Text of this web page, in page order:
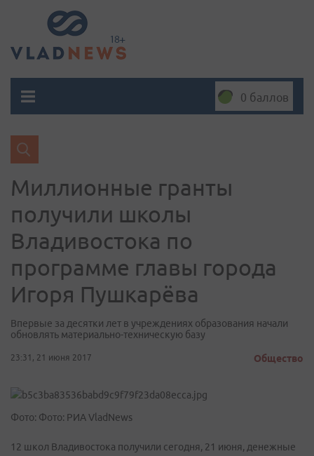
0 баллов
Миллионные гранты
получили школы
Владивостока по
программе главы города
Игоря Пушкарёва
Впервые за десятки лет в учреждениях образования начали
обновлять материально-техническую базу
23:31, 21 июня 2017 Общество
Фото: Фото: РИА VladNews
12 школ Владивостока получили сегодня, 21 июня, денежные